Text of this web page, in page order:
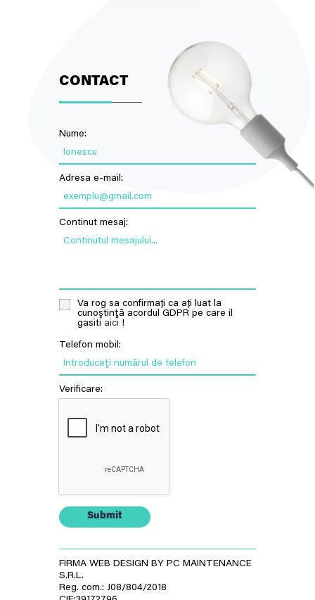
CONTACT
Nume:
Ionescu
Adresa e-mail:
exemplu@gmail.com
Submit
Continut mesaj:
Continutul mesajului...
Verificare:
Va rog sa confirmați ca ați luat la
cunoştinţă acordul GDPR pe care il
gasiti aici !
Telefon mobil:
Introduceţi numărul de telefon
FIRMA WEB DESIGN BY PC MAINTENANCE
S.R.L.
Reg. com.: J08/804/2018